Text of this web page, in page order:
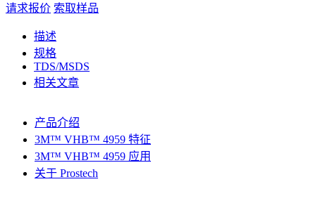
请求报价 索取样品
描述
规格
TDS/MSDS
相关文章
产品介绍
3M™ VHB™ 4959 特征
3M™ VHB™ 4959 应用
关于 Prostech